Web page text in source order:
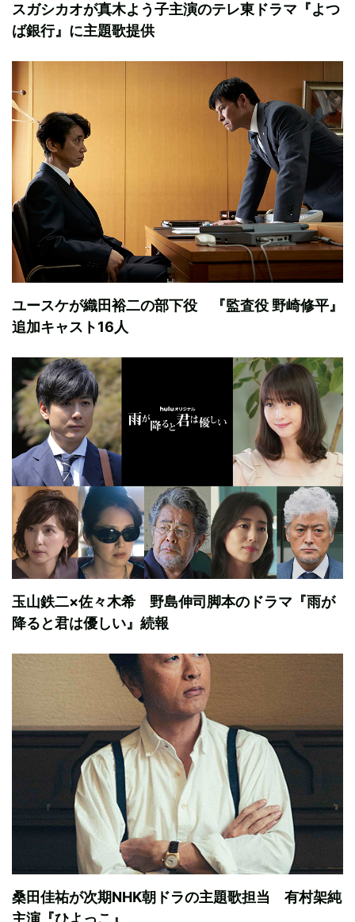
スガシカオが真木よう子主演のテレ東ドラマ『よつ
ば銀行』に主題歌提供
ユースケが織田裕二の部下役 『監査役 野崎修平』
追加キャスト16人
玉山鉄二×佐々木希 野島伸司脚本のドラマ『雨が
降ると君は優しい』続報
桑田佳祐が次期NHK朝ドラの主題歌担当 有村架純
主演『ひよっこ』